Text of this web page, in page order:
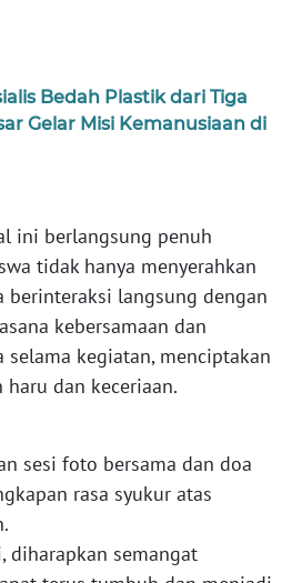
Bedah Plastik dari Tiga
Gelar Misi Kemanusiaan di
ini berlangsung penuh
tidak hanya menyerahkan
berinteraksi langsung dengan
kebersamaan dan
selama kegiatan, menciptakan
dan keceriaan.
sesi foto bersama dan doa
rasa syukur atas
diharapkan semangat